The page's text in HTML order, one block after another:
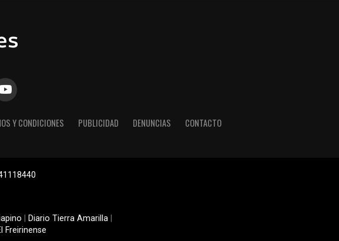
Y CONDICIONES PUBLICIDAD DENUNCIAS CONTACTO
Diario Tierra Amarilla
Freirinense